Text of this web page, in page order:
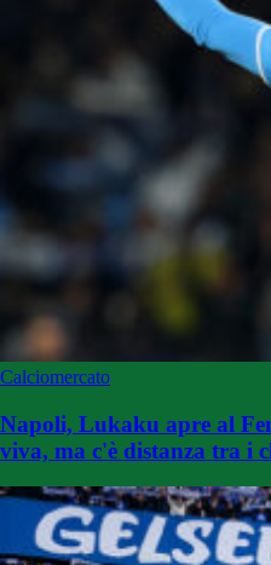
Calciomercato
Napoli, Lukaku apre al
viva, ma c'è distanza tra i